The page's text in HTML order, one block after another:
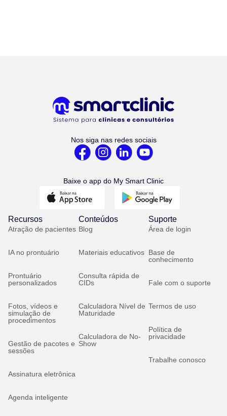
Nos siga nas redes sociais
Baixe o app do My Smart Clinic
Recursos
Atração de pacientes
IA no prontuário
Prontuário
personalizados
Fotos, vídeos e
simulação de
procedimentos
Gestão de pacotes e
sessões
Assinatura eletrônica
Agenda inteligente
Conteúdos
Blog
Materiais educativos
Consulta rápida de
CIDs
Calculadora Nível de
Maturidade
Calculadora de No-
Show
Suporte
Área de login
Base de
conhecimento
Fale com o suporte
Termos de uso
Política de
privacidade
Trabalhe conosco